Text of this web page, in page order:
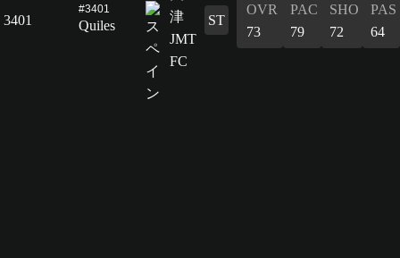
3401
#3401
Quiles ST
OVR
73
PAC
79
SHO
72
PAS
64